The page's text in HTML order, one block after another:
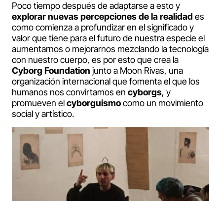
Poco tiempo después de adaptarse a esto y
explorar nuevas percepciones de la realidad es
como comienza a profundizar en el significado y
valor que tiene para el futuro de nuestra especie el
aumentarnos o mejorarnos mezclando la tecnología
con nuestro cuerpo, es por esto que crea la
Cyborg Foundation junto a Moon Rivas, una
organización internacional que fomenta el que los
humanos nos convirtamos en cyborgs, y
promueven elcyborguismocomo un movimiento
social y artístico.